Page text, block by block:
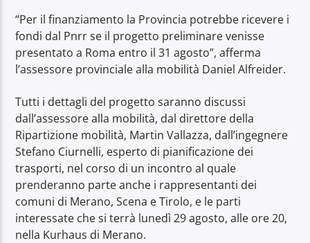
“Per il finanziamento la Provincia potrebbe ricevere i
fondi dal Pnrr se il progetto preliminare venisse
presentato a Roma entro il 31 agosto”, afferma
l’assessore provinciale alla mobilità Daniel Alfreider.
Tutti i dettagli del progetto saranno discussi
dall’assessore alla mobilità, dal direttore della
Ripartizione mobilità, Martin Vallazza, dall’ingegnere
Stefano Ciurnelli, esperto di pianificazione dei
trasporti, nel corso di un incontro al quale
prenderanno parte anche i rappresentanti dei
comuni di Merano, Scena e Tirolo, e le parti
interessate che si terrà lunedì 29 agosto, alle ore 20,
nella Kurhaus di Merano.